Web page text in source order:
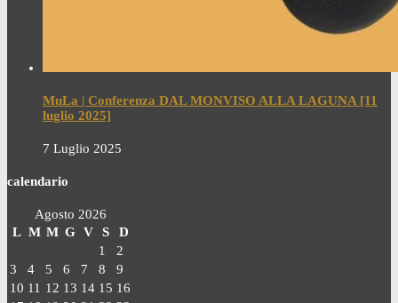
MuLa | Conferenza DAL MONVISO ALLA LAGUNA [11
luglio 2025]
7 Luglio 2025
calendario
Agosto 2026
L M M G V S
D
1
2
3
4 5 6 7 8
9
10 11 12 13 14 15 16